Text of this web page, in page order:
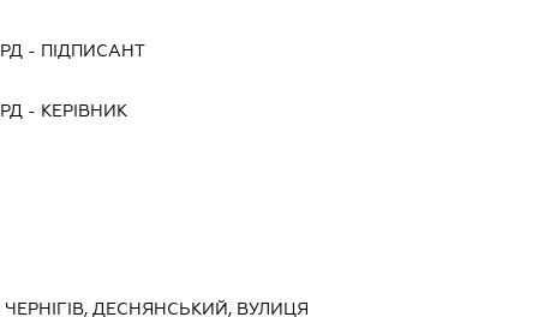
- ПІДПИСАНТ
- КЕРІВНИК
ЧЕРНІГІВ, ДЕСНЯНСЬКИЙ, ВУЛИЦЯ